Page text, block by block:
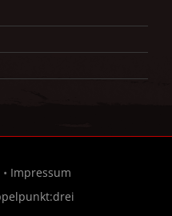
Impressum